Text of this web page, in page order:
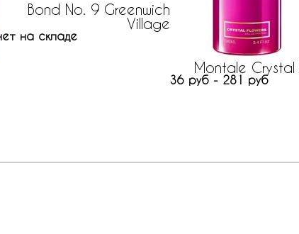
Bond No. 9 Greenwich
Village
на складе
Montale Crystal
36 руб - 281 руб